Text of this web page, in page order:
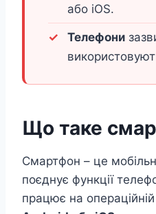
або iOS.
Телефони
Що таке
Смартфон – це
поєднує функції
працює на